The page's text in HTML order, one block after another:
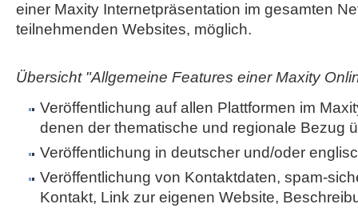
einer Maxity Internetpräsentation im gesamten
teilnehmenden Websites, möglich.
Übersicht "Allgemeine Features einer Maxity
Veröffentlichung auf allen Plattformen im
denen der thematische und regionale Bezug
Veröffentlichung in deutscher und/oder
Veröffentlichung von Kontaktdaten, spam-
Kontakt, Link zur eigenen Website,